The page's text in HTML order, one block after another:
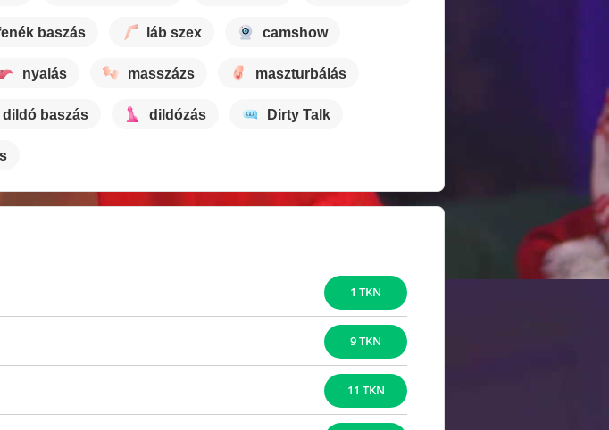
baszás láb szex camshow
nyalás masszázs maszturbálás
dildó baszás dildózás Dirty Talk
1 TKN
9 TKN
11 TKN